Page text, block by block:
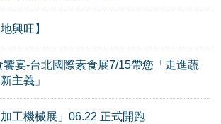
興旺】
宴-台北國際素食展7/15帶您「走進蔬
主義」
工機械展」06.22 正式開跑